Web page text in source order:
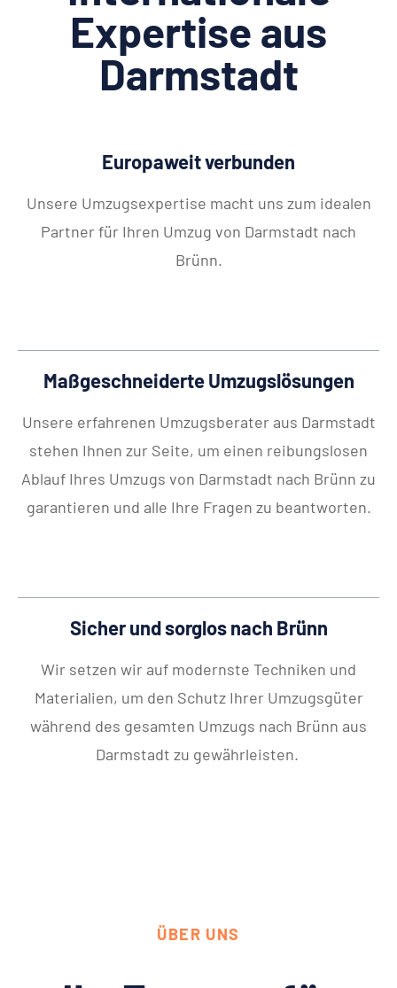
Expertise aus
Darmstadt
Europaweit verbunden
Unsere Umzugsexpertise macht uns zum idealen
Partner für Ihren Umzug von Darmstadt nach
Brünn.
Maßgeschneiderte Umzugslösungen
Unsere erfahrenen Umzugsberater aus Darmstadt
stehen Ihnen zur Seite, um einen reibungslosen
Ablauf Ihres Umzugs von Darmstadt nach Brünn zu
garantieren und alle Ihre Fragen zu beantworten.
Sicher und sorglos nach Brünn
Wir setzen wir auf modernste Techniken und
Materialien, um den Schutz Ihrer Umzugsgüter
während des gesamten Umzugs nach Brünn aus
Darmstadt zu gewährleisten.
ÜBER UNS